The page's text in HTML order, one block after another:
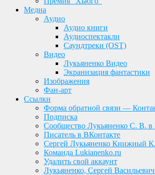
Медиа
Аудио
Аудио книги
Аудиоспектакли
Саундтреки (OST)
Видео
Лукьяненко Видео
Экранизация фантастики
Изображения
Фан-арт
Ссылки
Форма обратной связи —
Подписка
Сообщество Лукьяненко С. В. в
Писатель в ВКонтакте
Сергей Лукьяненко Книжный
Команда Lukianenko.ru
Удалить свой аккаунт
Лукьяненко, Сергей